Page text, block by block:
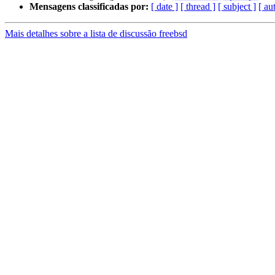
Mensagens classificadas por: [ date ] [ thread ] [ subject ] [
Mais detalhes sobre a lista de discussão freebsd